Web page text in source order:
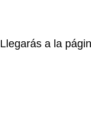
a la